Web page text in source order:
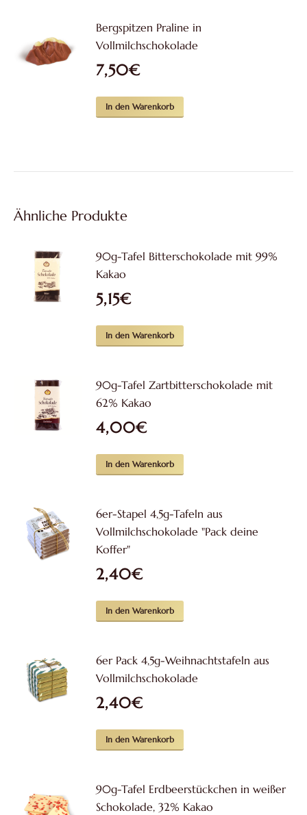
Bergspitzen Praline in
Vollmilchschokolade
7,50€
In den Warenkorb
Ähnliche Produkte
90g-Tafel Bitterschokolade mit 99%
Kakao
5,15€
In den Warenkorb
90g-Tafel Zartbitterschokolade mit
62% Kakao
4,00€
In den Warenkorb
6er-Stapel 4,5g-Tafeln aus
Vollmilchschokolade "Pack deine
Koffer"
2,40€
In den Warenkorb
6er Pack 4,5g-Weihnachtstafeln aus
Vollmilchschokolade
2,40€
In den Warenkorb
90g-Tafel Erdbeerstückchen in weißer
Schokolade, 32% Kakao